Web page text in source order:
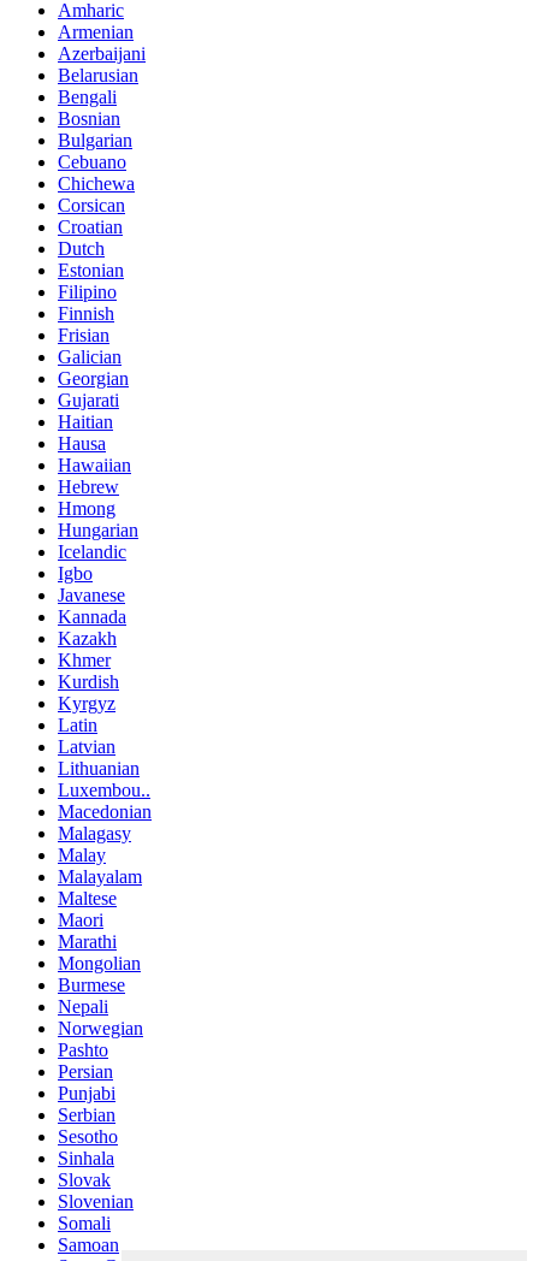
Amharic
Armenian
Azerbaijani
Belarusian
Bengali
Bosnian
Bulgarian
Cebuano
Chichewa
Corsican
Croatian
Dutch
Estonian
Filipino
Finnish
Frisian
Galician
Georgian
Gujarati
Haitian
Hausa
Hawaiian
Hebrew
Hmong
Hungarian
Icelandic
Igbo
Javanese
Kannada
Kazakh
Khmer
Kurdish
Kyrgyz
Latin
Latvian
Lithuanian
Luxembou..
Macedonian
Malagasy
Malay
Malayalam
Maltese
Maori
Marathi
Mongolian
Burmese
Nepali
Norwegian
Pashto
Persian
Punjabi
Serbian
Sesotho
Sinhala
Slovak
Slovenian
Somali
Samoan